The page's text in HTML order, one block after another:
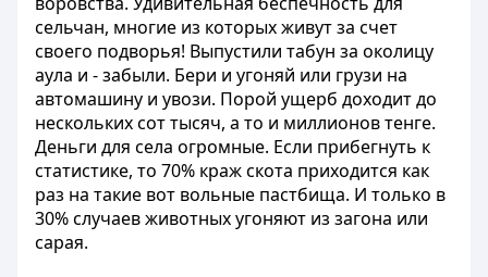
сельчан, многие из которых живут за счет
своего подворья! Выпустили табун за околицу
аула и - забыли. Бери и угоняй или грузи на
автомашину и увози. Порой ущерб доходит до
нескольких сот тысяч, а то и миллионов тенге.
Деньги для села огромные. Если прибегнуть к
статистике, то 70% краж скота приходится как
раз на такие вот вольные пастбища. И только в
30% случаев животных угоняют из загона или
сарая.